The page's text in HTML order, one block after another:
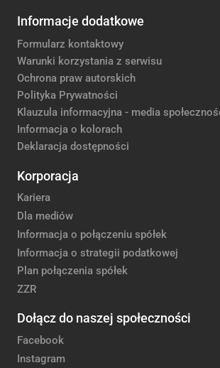
Informacje dodatkowe
Formularz kontaktowy
Warunki korzystania z serwisu
Ochrona praw autorskich
Polityka Prywatności
Klauzula informacyjna - media
Informacja o kolorach
Deklaracja dostępności
Korporacja
Kariera
Dla mediów
Informacja o połączeniu spółek
Informacja o strategii podatkowej
Plan połączenia spółek
ZZR
Dołącz do naszej społeczności
Facebook
Instagram